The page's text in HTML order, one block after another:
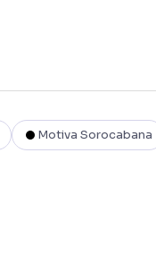
Motiva Sorocabana